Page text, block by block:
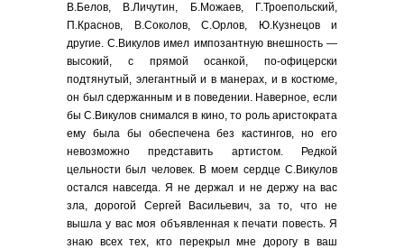
В.Белов, В.Личутин, Б.Можаев, Г.Троепольский,
П.Краснов, В.Соколов, С.Орлов, Ю.Кузнецов и
другие. С.Викулов имел импозантную внешность —
высокий, с прямой осанкой, по-офицерски
подтянутый, элегантный и в манерах, и в костюме,
он был сдержанным и в поведении. Наверное, если
бы С.Викулов снимался в кино, то роль аристократа
ему была бы обеспечена без кастингов, но его
невозможно представить артистом. Редкой
цельности был человек. В моем сердце С.Викулов
остался навсегда. Я не держал и не держу на вас
зла, дорогой Сергей Васильевич, за то, что не
вышла у вас моя объявленная к печати повесть. Я
знаю всех тех, кто перекрыл мне дорогу в ваш